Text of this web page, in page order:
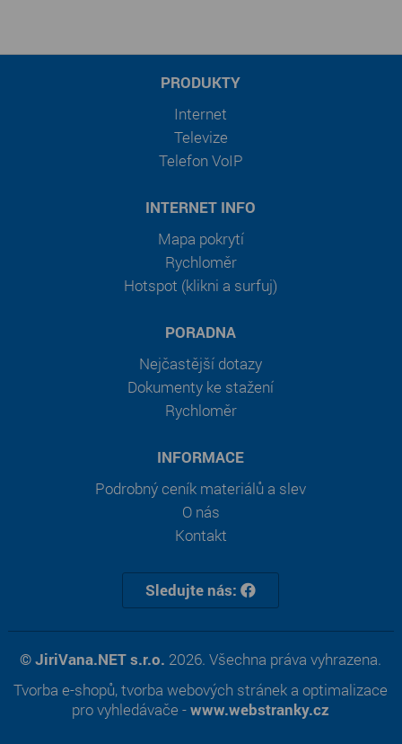
PRODUKTY
Internet
Televize
Telefon VoIP
INTERNET INFO
Mapa pokrytí
Rychloměr
Hotspot (klikni a surfuj)
PORADNA
Nejčastější dotazy
Dokumenty ke stažení
Rychloměr
INFORMACE
Podrobný ceník materiálů a slev
O nás
Kontakt
Sledujte nás:
© JiriVana.NET s.r.o. 2026. Všechna práva vyhrazena.
Tvorba e-shopů,tvorba webových stránek aoptimalizace
pro vyhledávače -www.webstranky.cz